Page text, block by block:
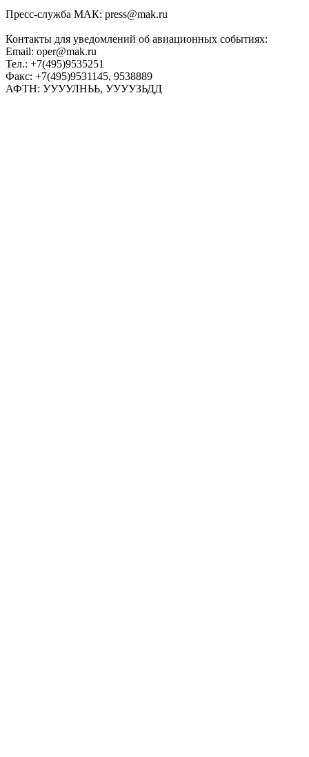
Пресс-служба МАК: press@mak.ru
Контакты для уведомлений об авиационных событиях:
Email: oper@mak.ru
Тел.: +7(495)9535251
Факс: +7(495)9531145, 9538889
АФТН: УУУУЛНЬЬ, УУУУЗЬДД